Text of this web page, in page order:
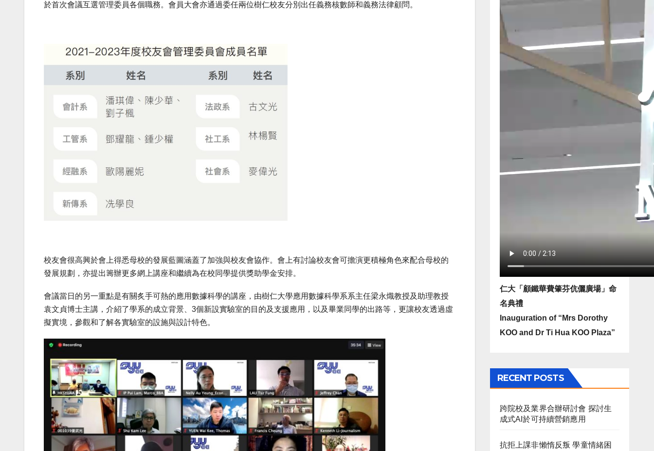
於首次會議互選管理委員各個職務。會員大會亦通過委任兩位樹仁校友分別出任義務核數師和義務法律顧問。
校友會很高興於會上得悉母校的發展藍圖涵蓋了加強與校友會協作。會上有討論校友會可擔演更積極角色來配合母校的
發展規劃，亦提出籌辦更多網上講座和繼續為在校同學提供獎助學金安排。
會議當日的另一重點是有關炙手可熱的應用數據科學的講座，由樹仁大學應用數據科學系系主任梁永熾教授及助理教授
袁文貞博士主講，介紹了學系的成立背景、3個新設實驗室的目的及支援應用，以及畢業同學的出路等，更讓校友透過虛
擬實境，參觀和了解各實驗室的設施與設計特色。
仁大「顧鐵華費肇芬伉儷廣場」命
名典禮
Inauguration of “Mrs Dorothy
KOO and Dr Ti Hua KOO Plaza”
RECENT POSTS
跨院校及業界合辦研討會 探討生
成式AI於可持續營銷應用
抗拒上課非懶惰反叛 學童情緒困